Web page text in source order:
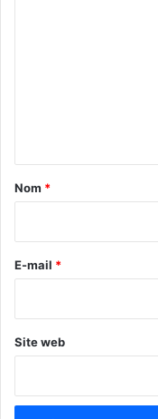
a
e
Nom *
E-mail *
Site web